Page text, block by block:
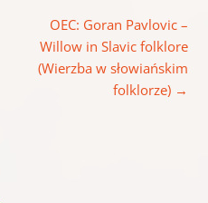
OEC: Goran Pavlovic –
Willow in Slavic folklore
(Wierzba w słowiańskim
folklorze) →